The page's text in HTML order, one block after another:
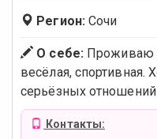
Регион: Сочи
О себе:Проживаю
весёлая, спортивная.
серьёзных
Контакты: